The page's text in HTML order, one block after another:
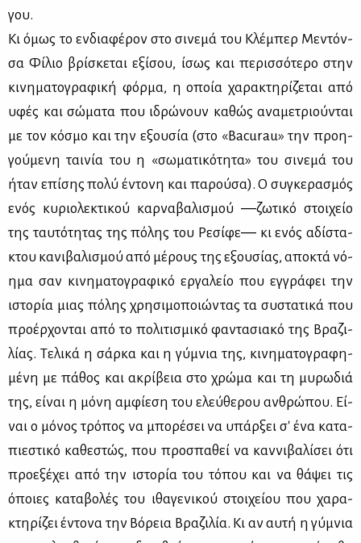
γου.
Κι όμως το εν­δια­φέ­ρον στο σι­νε­μά του Κλέ­μπερ Με­ντόν­
σα Φί­λιο βρί­σκε­ται εξί­σου, ίσως και πε­ρισ­σό­τε­ρο στην
κι­νη­μα­το­γρα­φι­κή φόρ­μα, η οποία χα­ρα­κτη­ρί­ζε­ται από
υφές και σώ­μα­τα που ιδρώ­νουν κα­θώς ανα­με­τριού­νται
με τον κό­σμο και την εξου­σία (στο «Bacurau» την προη­
γού­με­νη ται­νία του η «σω­μα­τι­κό­τη­τα» του σι­νε­μά του
ήταν επί­σης πο­λύ έντο­νη και πα­ρού­σα). Ο συ­γκε­ρα­σμός
ενός κυ­ριο­λε­κτι­κού καρ­να­βα­λι­σμού ―ζω­τι­κό στοι­χείο
της ταυ­τό­τη­τας της πό­λης του Ρε­σί­φε― κι ενός αδί­στα­
κτου κα­νι­βα­λι­σμού από μέ­ρους της εξου­σί­ας, απο­κτά νό­
η­μα σαν κι­νη­μα­το­γρα­φι­κό ερ­γα­λείο που εγ­γρά­φει την
ιστο­ρία μιας πό­λης χρη­σι­μο­ποιώ­ντας τα συ­στα­τι­κά που
προ­έρ­χο­νται από το πο­λι­τι­σμι­κό φα­ντα­σια­κό της Βρα­ζι­
λί­ας. Τε­λι­κά η σάρ­κα και η γύ­μνια της, κι­νη­μα­το­γρα­φη­
μέ­νη με πά­θος και ακρί­βεια στο χρώ­μα και τη μυ­ρω­διά
της, εί­ναι η μό­νη αμ­φί­ε­ση του ελεύ­θε­ρου αν­θρώ­που. Εί­
ναι ο μό­νος τρό­πος να μπο­ρέ­σει να υπάρ­ξει σ' ένα κα­τα­
πιε­στι­κό κα­θε­στώς, που προ­σπα­θεί να καν­νι­βα­λί­σει ότι
προ­ε­ξέ­χει από την ιστο­ρία του τό­που και να θά­ψει τις
όποιες κα­τα­βο­λές του ιθα­γε­νι­κού στοι­χεί­ου που χα­ρα­
κτη­ρί­ζει έντο­να την Βό­ρεια Βρα­ζι­λία. Κι αν αυ­τή η γύ­μνια